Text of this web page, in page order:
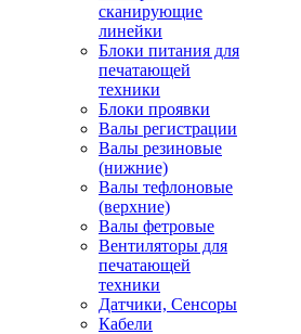
сканирующие
линейки
Блоки питания для
печатающей
техники
Блоки проявки
Валы регистрации
Валы резиновые
(нижние)
Валы тефлоновые
(верхние)
Валы фетровые
Вентиляторы для
печатающей
техники
Датчики, Сенсоры
Кабели